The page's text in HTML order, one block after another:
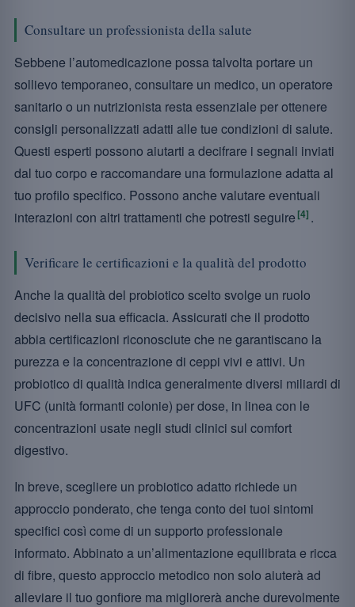
Consultare un professionista della salute
Sebbene l’automedicazione possa talvolta portare un
sollievo temporaneo, consultare un medico, un operatore
sanitario o un nutrizionista resta essenziale per ottenere
consigli personalizzati adatti alle tue condizioni di salute.
Questi esperti possono aiutarti a decifrare i segnali inviati
dal tuo corpo e raccomandare una formulazione adatta al
tuo profilo specifico. Possono anche valutare eventuali
interazioni con altri trattamenti che potresti seguire [4] .
Verificare le certificazioni e la qualità del prodotto
Anche la qualità del probiotico scelto svolge un ruolo
decisivo nella sua efficacia. Assicurati che il prodotto
abbia certificazioni riconosciute che ne garantiscano la
purezza e la concentrazione di ceppi vivi e attivi. Un
probiotico di qualità indica generalmente diversi miliardi di
UFC (unità formanti colonie) per dose, in linea con le
concentrazioni usate negli studi clinici sul comfort
digestivo.
In breve, scegliere un probiotico adatto richiede un
approccio ponderato, che tenga conto dei tuoi sintomi
specifici così come di un supporto professionale
informato. Abbinato a un’alimentazione equilibrata e ricca
di fibre, questo approccio metodico non solo aiuterà ad
alleviare il tuo gonfiore ma migliorerà anche durevolmente